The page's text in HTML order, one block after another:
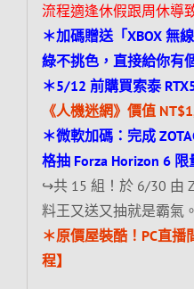
流程適逢休假跟周休導
＊加碼贈送「XBOX 無
綠不挑色，直接給你有
＊5/12 前購買索泰
《人機迷網》價值
＊微軟加碼：完成
格抽 Forza Horizon 6 限
↪共 15 組！於 6/30 由
料王又送又抽就是霸氣。
＊原價屋裝酷！PC直
程】